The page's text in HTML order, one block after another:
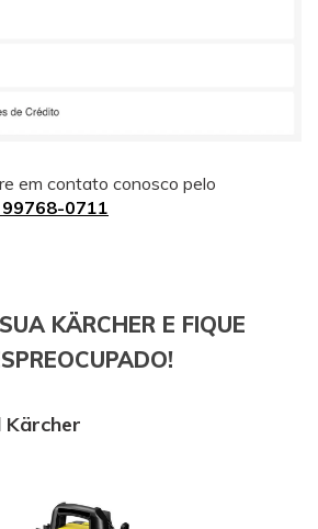
em contato conosco pelo
0711
KÄRCHER E FIQUE
Kärcher